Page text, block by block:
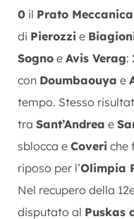
0 il Prato Meccanica
di Pierozzi e
Sogno e Avis Verag:
con Doumbaouya e
tempo. Stesso
tra Sant’Andrea e
sblocca e Coveri che
riposo per l’Olimpia
Nel recupero della
disputato al Puskas